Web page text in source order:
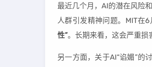
最近几个月，AI的潜在风险
人群引发精神问题。MIT在
性”。长期来看，这会严重损
另一方面，关于AI“谄媚”的